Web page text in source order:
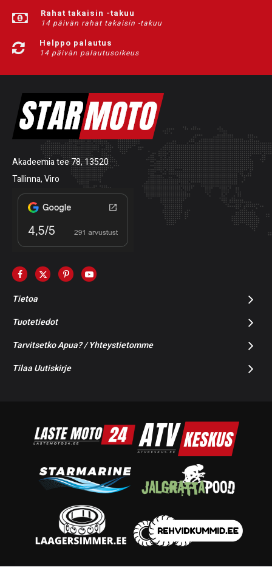
Rahat takaisin -takuu
14 päivän rahat takaisin -takuu
Helppo palautus
14 päivän palautusoikeus
Akadeemia tee 78, 13520
Tallinna, Viro
Tietoa
Tuotetiedot
Tarvitsetko Apua? / Yhteystietomme
Tilaa Uutiskirje